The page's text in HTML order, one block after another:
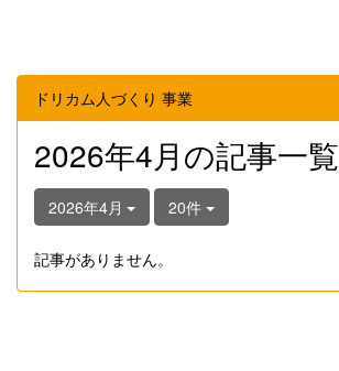
ドリカム人づくり 事業
2026年4月の記事一覧
2026年4月 20件
記事がありません。